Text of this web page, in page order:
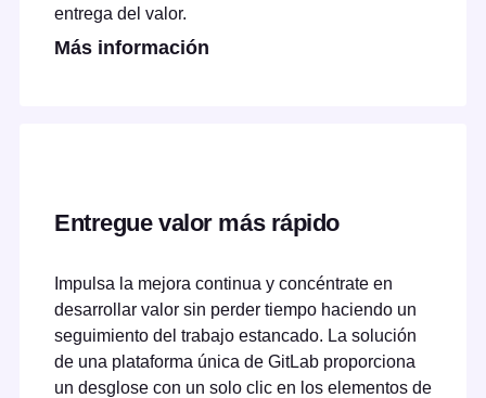
entrega del valor.
Más información
Entregue valor más rápido
Impulsa la mejora continua y concéntrate en
desarrollar valor sin perder tiempo haciendo un
seguimiento del trabajo estancado. La solución
de una plataforma única de GitLab proporciona
un desglose con un solo clic en los elementos de